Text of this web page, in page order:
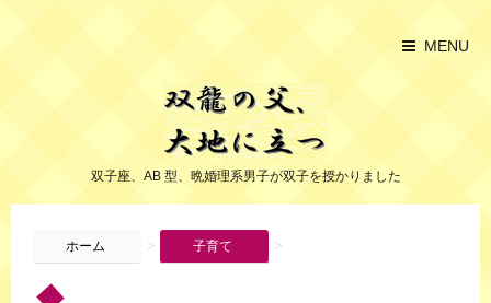
MENU
双子座、AB 型、晩婚理系男子が双子を授かりました
ホーム > 子育て >